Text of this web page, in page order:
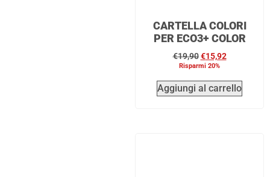
CARTELLA COLORI
PER ECO3+ COLOR
€19,90 €15,92
Risparmi 20%
Aggiungi al carrello